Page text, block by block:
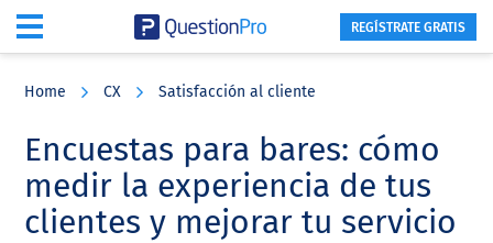
content
sidebar
REGÍSTRATE GRATIS
Home CX Satisfacción al cliente
Encuestas para bares: cómo
medir la experiencia de tus
clientes y mejorar tu servicio